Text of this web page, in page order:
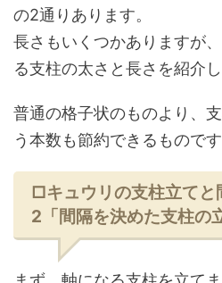
の2通りあります。
長さもいくつかありますが
る支柱の太さと長さを紹介し
普通の格子状のものより、
う本数も節約できるものです
□キュウリの支柱立てと
2「間隔を決めた支柱の